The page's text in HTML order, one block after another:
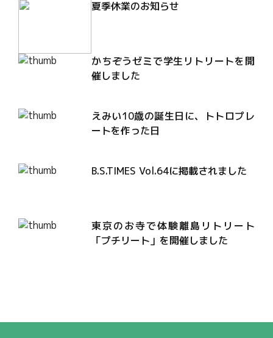
夏季休業のお知らせ
かちぞうゼミで学生リトリートを開
催しました
えみい10歳の誕生日に、トトロプレ
ートを作った日
B.S.TIMES Vol.64に掲載されました
東京のお寺で体験離島リトリート
「プチリート」を開催しました